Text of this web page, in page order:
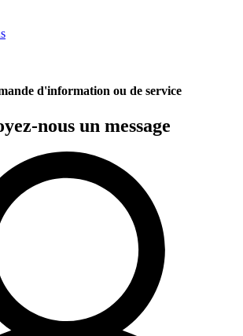
d'information ou de service
nous un message